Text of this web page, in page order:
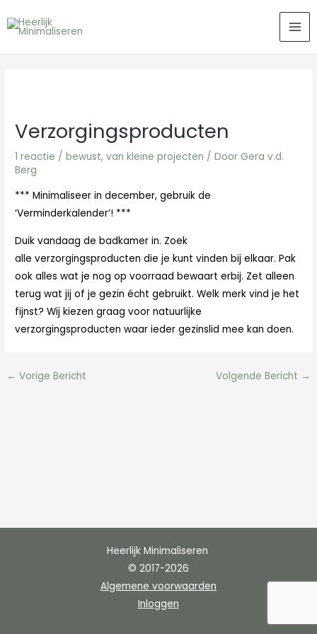
naar
Verzorgingsproducten
1 reactie /bewust,van kleine projecten / Door Gera v.d.
Berg
*** Minimaliseer in december, gebruik de
‘Verminderkalender’! ***
Duik vandaag de badkamer in. Zoek
alle verzorgingsproducten die je kunt vinden bij elkaar. Pak
ook alles wat je nog op voorraad bewaart erbij. Zet alleen
terug wat jij of je gezin écht gebruikt. Welk merk vind je het
fijnst? Wij kiezen graag voor natuurlijke
verzorgingsproducten waar ieder gezinslid mee kan doen.
← Vorige Bericht Volgende Bericht →
Heerlijk Minimaliseren
© 2017-2026
Algemene voorwaarden
Inloggen